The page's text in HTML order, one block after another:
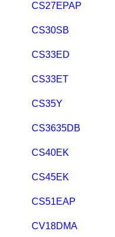
CS27EPAP
CS30SB
CS33ED
CS33ET
CS35Y
CS3635DB
CS40EK
CS45EK
CS51EAP
CV18DMA